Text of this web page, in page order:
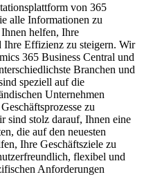
von 365
alle Informationen zu
helfen, Ihre
Ihre Effizienz zu steigern. Wir
365 Business Central und
Branchen und
speziell auf die
Unternehmen
zu
sind stolz darauf, Ihnen eine
die auf den neuesten
Ihre Geschäftsziele zu
flexibel und
Anforderungen